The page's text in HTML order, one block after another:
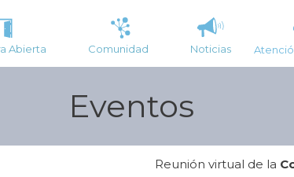
Abierta Comunidad Noticias
Eventos
Reunión virtual de la